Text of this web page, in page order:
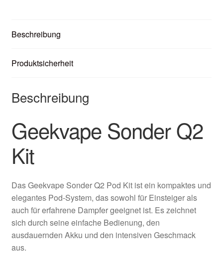
Unsere Standorte
Beschreibung
Produktsicherheit
Beschreibung
Geekvape Sonder Q2
Kit
Das Geekvape Sonder Q2 Pod Kit ist ein kompaktes und
elegantes Pod-System, das sowohl für Einsteiger als
auch für erfahrene Dampfer geeignet ist. Es zeichnet
sich durch seine einfache Bedienung, den
ausdauernden Akku und den intensiven Geschmack
aus.